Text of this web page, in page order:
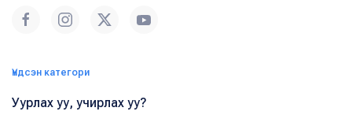
Үндсэн категори
Уурлах уу, учирлах уу?